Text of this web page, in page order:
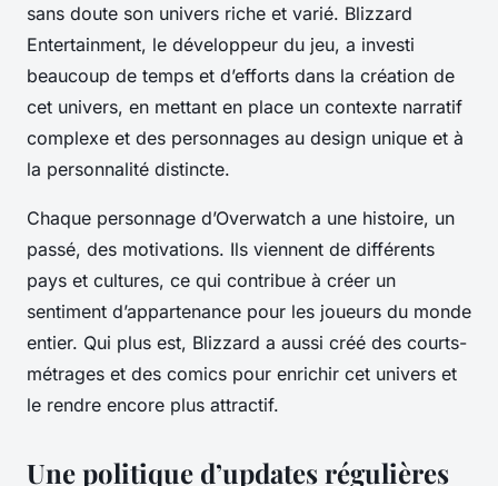
sans doute son univers riche et varié. Blizzard
Entertainment, le développeur du jeu, a investi
beaucoup de temps et d’efforts dans la création de
cet univers, en mettant en place un contexte narratif
complexe et des personnages au design unique et à
la personnalité distincte.
Chaque personnage d’Overwatch a une histoire, un
passé, des motivations. Ils viennent de différents
pays et cultures, ce qui contribue à créer un
sentiment d’appartenance pour les joueurs du monde
entier. Qui plus est, Blizzard a aussi créé des courts-
métrages et des comics pour enrichir cet univers et
le rendre encore plus attractif.
Une politique d’updates régulières